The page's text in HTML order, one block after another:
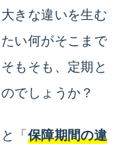
きな違いを生む
い何がそこまで
もそも、定期と
でしょうか？
「保障期間の違